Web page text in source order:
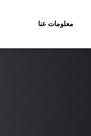
معلومات عنا